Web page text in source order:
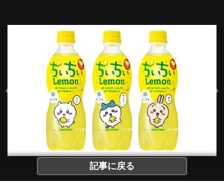
記事に戻る